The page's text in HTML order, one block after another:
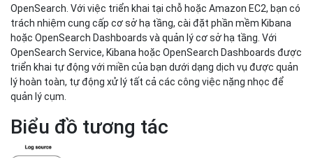
OpenSearch. Với việc triển khai tại chỗ hoặc Amazon EC2, bạn có
trách nhiệm cung cấp cơ sở hạ tầng, cài đặt phần mềm Kibana
hoặc OpenSearch Dashboards và quản lý cơ sở hạ tầng. Với
OpenSearch Service, Kibana hoặc OpenSearch Dashboards được
triển khai tự động với miền của bạn dưới dạng dịch vụ được quản
lý hoàn toàn, tự động xử lý tất cả các công việc nặng nhọc để
quản lý cụm.
Biểu đồ tương tác